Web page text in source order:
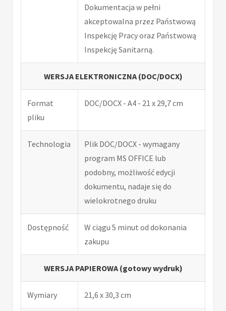
Dokumentacja w pełni
akceptowalna przez Państwową
Inspekcję Pracy oraz Państwową
Inspekcję Sanitarną.
WERSJA ELEKTRONICZNA (DOC/DOCX)
Format
pliku
DOC/DOCX - A4 - 21 x 29,7 cm
Technologia
Plik DOC/DOCX - wymagany
program MS OFFICE lub
podobny, możliwość edycji
dokumentu, nadaje się do
wielokrotnego druku
Dostępność
W ciągu 5 minut od dokonania
zakupu
WERSJA PAPIEROWA (gotowy wydruk)
Wymiary 21,6 x 30,3 cm